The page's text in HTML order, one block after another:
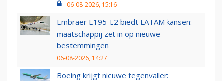
06-08-2026, 15:16
Embraer E195-E2 biedt LATAM kansen:
maatschappij zet in op nieuwe
bestemmingen
06-08-2026, 14:27
Boeing krijgt nieuwe tegenvaller: